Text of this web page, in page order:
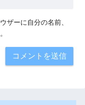
ザーに自分の名前、